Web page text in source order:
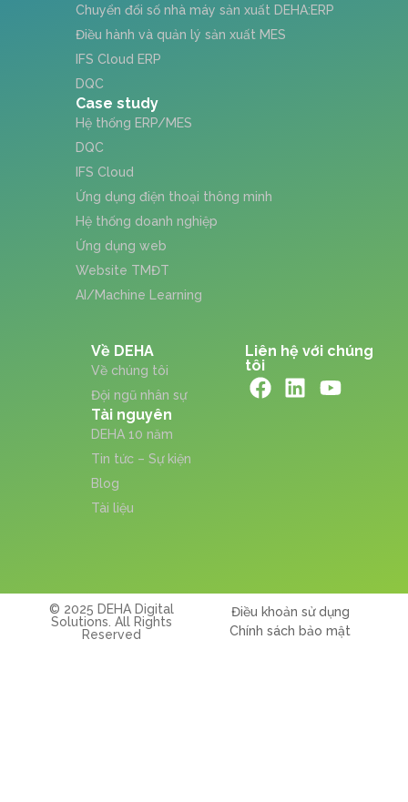
Chuyển đổi số nhà máy sản xuất DEHA:ERP
Điều hành và quản lý sản xuất MES
IFS Cloud ERP
DQC
Case study
Hệ thống ERP/MES
DQC
IFS Cloud
Ứng dụng điện thoại thông minh
Hệ thống doanh nghiệp
Ứng dụng web
Website TMĐT
AI/Machine Learning
Về DEHA
Về chúng tôi
Đội ngũ nhân sự
Tài nguyên
DEHA 10 năm
Tin tức – Sự kiện
Blog
Tài liệu
Liên hệ với chúng
tôi
© 2025 DEHA Digital
Solutions. All Rights
Reserved
Điều khoản sử dụng
Chính sách bảo mật